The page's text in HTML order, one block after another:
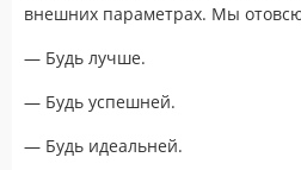
внешних параметрах. Мы
— Будь лучше.
— Будь успешней.
— Будь идеальней.